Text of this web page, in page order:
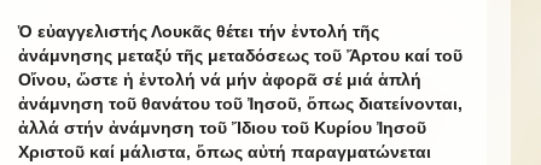
Ὁ εὐαγγελιστής Λουκᾶς θέτει τήν ἐντολή τῆς
ἀνάμνησης μεταξύ τῆς μεταδόσεως τοῦ Ἄρτου καί τοῦ
Οἴνου, ὥστε ἡ ἐντολή νά μήν ἀφορᾶ σέ μιά ἁπλή
ἀνάμνηση τοῦ θανάτου τοῦ Ἰησοῦ, ὅπως διατείνονται,
ἀλλά στήν ἀνάμνηση τοῦ Ἴδιου τοῦ Κυρίου Ἰησοῦ
Χριστοῦ καί μάλιστα, ὅπως αὐτή παραγματώνεται